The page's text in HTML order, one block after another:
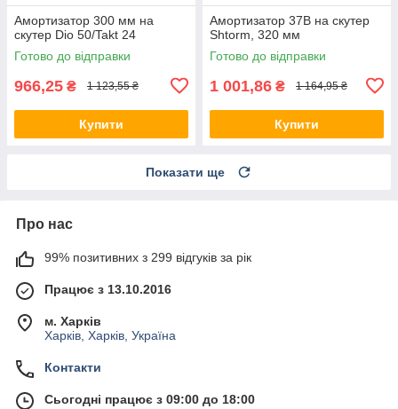
Амортизатор 300 мм на
скутер Dio 50/Takt 24
Готово до відправки
966,25 ₴ 1 123,55 ₴
Купити
Амортизатор 37B на скутер
Shtorm, 320 мм
Готово до відправки
1 001,86 ₴ 1 164,95 ₴
Купити
Показати ще
Про нас
99% позитивних з 299 відгуків за рік
Працює з 13.10.2016
м. Харків
Харків, Харків, Україна
Контакти
Сьогодні працює з 09:00 до 18:00